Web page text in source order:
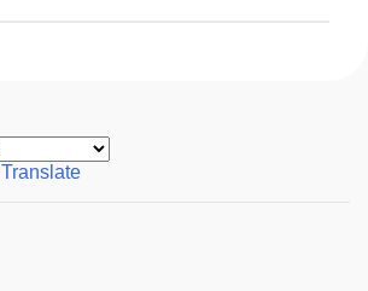
Translate